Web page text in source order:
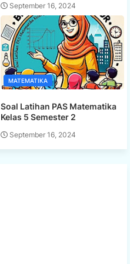
September 16, 2024
MATEMATIKA
Soal Latihan PAS Matematika
Kelas 5 Semester 2
September 16, 2024